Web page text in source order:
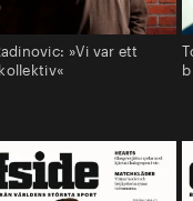
»Vi var ett